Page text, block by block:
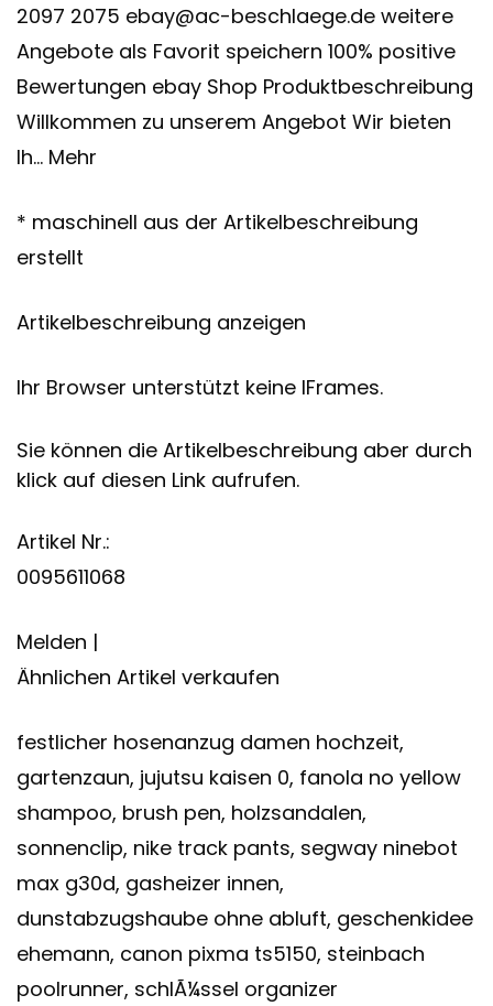
2097 2075 ebay@ac-beschlaege.de weitere
Angebote als Favorit speichern 100% positive
Bewertungen ebay Shop Produktbeschreibung
Willkommen zu unserem Angebot Wir bieten
Ih… Mehr
* maschinell aus der Artikelbeschreibung
erstellt
Artikelbeschreibung anzeigen
Ihr Browser unterstützt keine IFrames.
Sie können die Artikelbeschreibung aber durch
klick auf diesen Link aufrufen.
Artikel Nr.:
0095611068
Melden |
Ähnlichen Artikel verkaufen
festlicher hosenanzug damen hochzeit,
gartenzaun, jujutsu kaisen 0, fanola no yellow
shampoo, brush pen, holzsandalen,
sonnenclip, nike track pants, segway ninebot
max g30d, gasheizer innen,
dunstabzugshaube ohne abluft, geschenkidee
ehemann, canon pixma ts5150, steinbach
poolrunner, schlÃ¼ssel organizer